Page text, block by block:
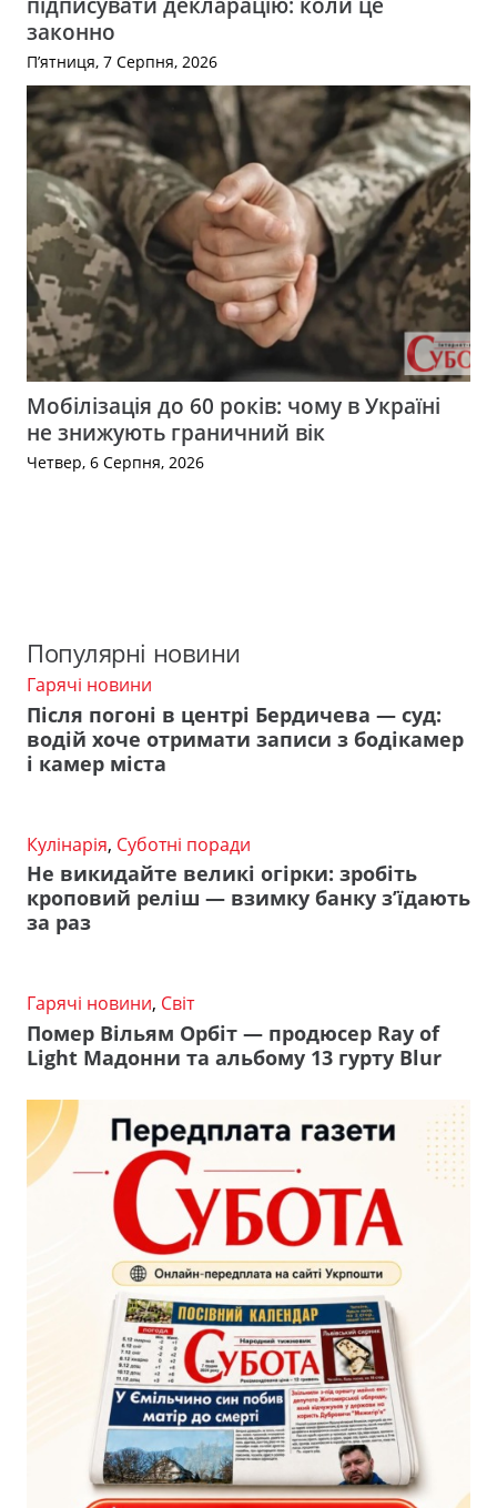
законно
П’ятниця, 7 Серпня, 2026
Мобілізація до 60 років: чому в Україні
не знижують граничний вік
Четвер, 6 Серпня, 2026
Популярні новини
Гарячі новини
Після погоні в центрі Бердичева — суд:
водій хоче отримати записи з бодікамер
і камер міста
Кулінарія, Суботні поради
Не викидайте великі огірки: зробіть
кроповий реліш — взимку банку з’їдають
за раз
Гарячі новини, Світ
Помер Вільям Орбіт — продюсер Ray of
Light Мадонни та альбому 13 гурту Blur